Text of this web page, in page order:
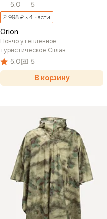
5,0 5
2 998 ₽ × 4 части
Orion
Пончо утепленное
туристическое Сплав
5,0 5
В корзину